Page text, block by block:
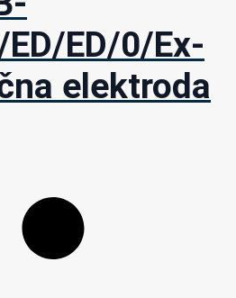
ED/0/Ex-
elektroda